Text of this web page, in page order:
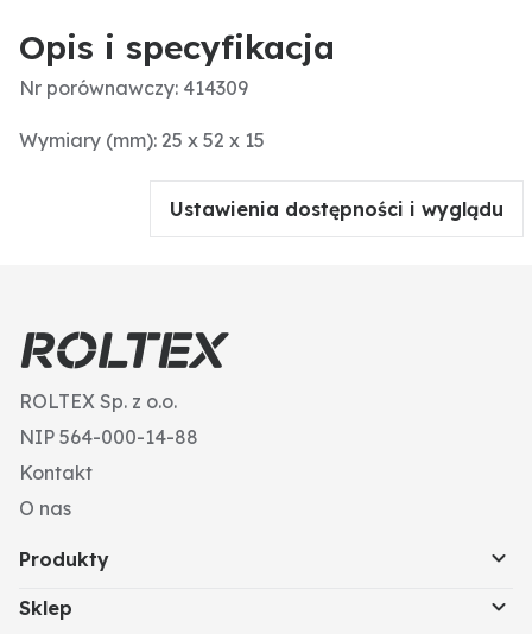
Opis i specyfikacja
Nr porównawczy: 414309
Wymiary (mm): 25 x 52 x 15
Ustawienia dostępności i wyglądu
ROLTEX Sp. z o.o.
NIP 564-000-14-88
Kontakt
O nas
Produkty
Sklep